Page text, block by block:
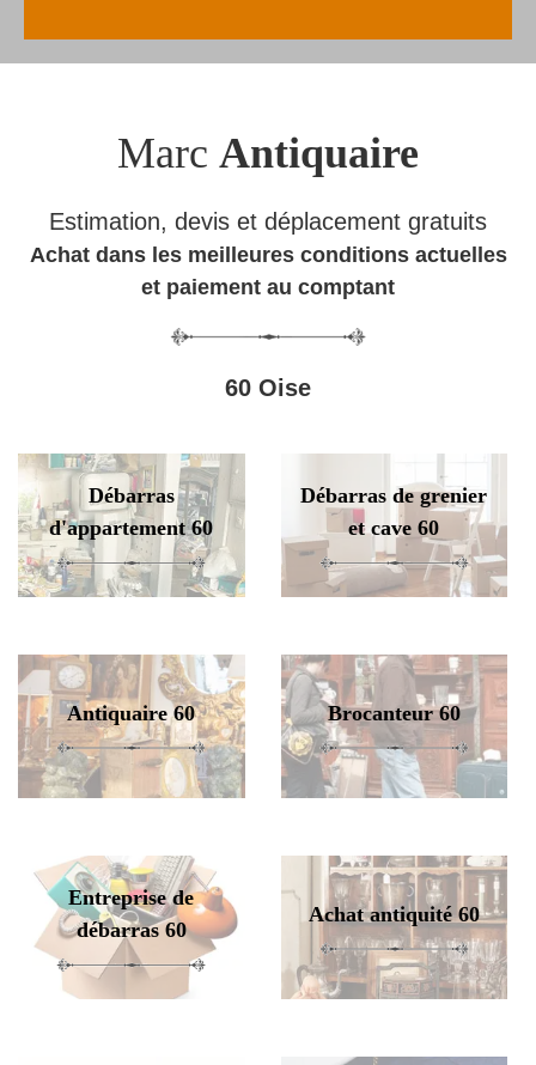
Marc Antiquaire
Estimation, devis et déplacement gratuits
Achat dans les meilleures conditions actuelles
et paiement au comptant
60 Oise
Débarras
d'appartement 60
Débarras de grenier
et cave 60
Antiquaire 60 Brocanteur 60
Entreprise de
débarras 60
Achat antiquité 60